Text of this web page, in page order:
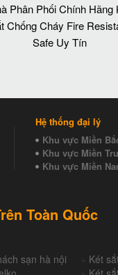
Phân Phối Chính Hãng
Chống Cháy Fire
Safe Uy Tín
Hệ thống đại lý
Khu vực Miền
Khu vực Miền
Khu vực Miền
Toàn Quốc
sạn hà nội Két